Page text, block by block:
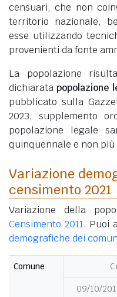
censuari, che non
territorio nazionale,
esse utilizzando
provenienti da fonte
La popolazione
dichiarata popolazione
pubblicato sulla
2023, supplemento
popolazione legale
quinquennale e non più
Variazione
censimento 2021
Variazione della
Censimento 2011. Puoi
demografiche dei
Comune
09/10/